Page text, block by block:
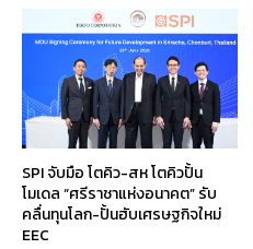
SPI จับมือ โตคิว-สห โตคิวปั้น
โมเดล “ศรีราชาแห่งอนาคต” รับ
คลื่นทุนโลก-ปั้นฮับเศรษฐกิจใหม่
EEC